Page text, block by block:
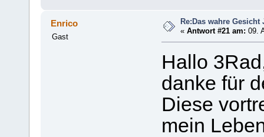
Enrico
Gast
Re:Das wahre Gesicht
«Antwort #21 am: 09.
Hallo
danke für
Diese
mein